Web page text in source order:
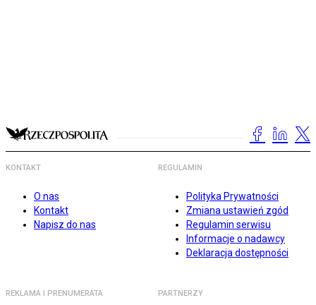
KONTAKT
O nas
Kontakt
Napisz do nas
REGULAMIN
Polityka Prywatności
Zmiana ustawień zgód
Regulamin serwisu
Informacje o nadawcy
Deklaracja dostępności
REKLAMA I PRENUMERATA PARTNERZY